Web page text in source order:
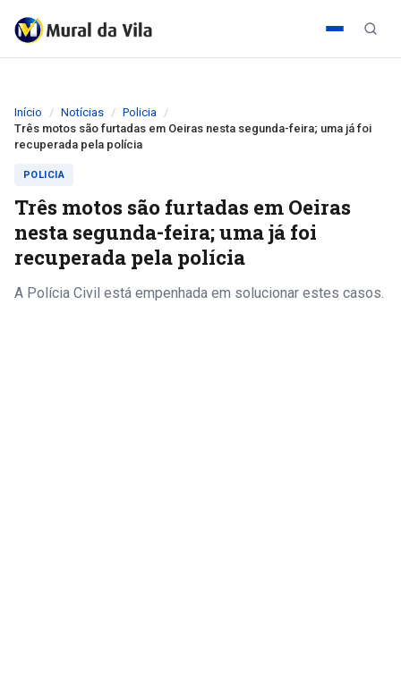
Início Notícias
Policia
Três motos são furtadas em Oeiras nesta segunda-feira; uma já foi
recuperada pela polícia
POLICIA
Três motos são furtadas em Oeiras
nesta segunda-feira; uma já foi
recuperada pela polícia
A Polícia Civil está empenhada em solucionar estes casos.